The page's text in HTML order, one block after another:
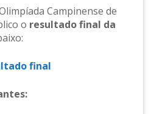
Campinense de
o resultado final da
final